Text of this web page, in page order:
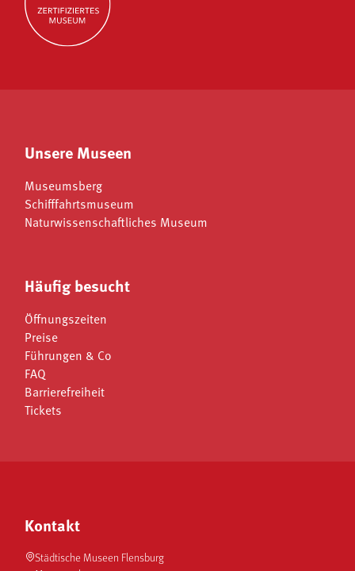
Unsere Museen
Museumsberg
Schifffahrtsmuseum
Naturwissenschaftliches Museum
Häufig besucht
Öffnungszeiten
Preise
Führungen & Co
FAQ
Barrierefreiheit
Tickets
Kontakt
Städtische Museen Flensburg